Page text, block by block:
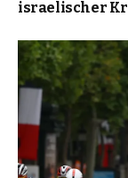
israelischer